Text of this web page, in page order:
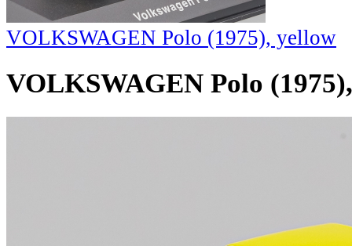
VOLKSWAGEN Polo (1975), yellow
VOLKSWAGEN Polo